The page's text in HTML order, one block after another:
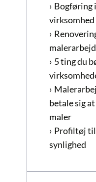
Bogføring
virksomhed
5 ting du
betale sig
maler
Profiltøj til
synlighed